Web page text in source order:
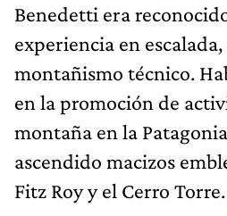
Benedetti era
experiencia en
montañismo técnico.
en la promoción de
montaña en la
ascendido macizos
Fitz Roy y el Cerro Torre.